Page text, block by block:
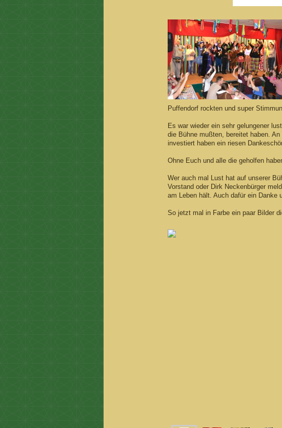
Puffendorf rockten und super
Es war wieder ein sehr gelungener
die Bühne mußten, bereitet haben.
investiert haben ein riesen
Ohne Euch und alle die geholfen
Wer auch mal Lust hat auf unserer
Vorstand oder Dirk Neckenbürger
am Leben hält. Auch dafür ein Danke
So jetzt mal in Farbe ein paar Bilder